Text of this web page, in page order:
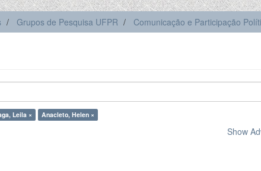
Grupos de Pesquisa UFPR Comunicação e Participação
Leila × Anacleto, Helen ×
Show